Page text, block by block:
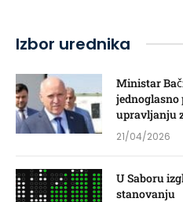
Izbor urednika
Ministar
jednoglasno
upravljanju
21/04/2026
U Saboru
stanovanju